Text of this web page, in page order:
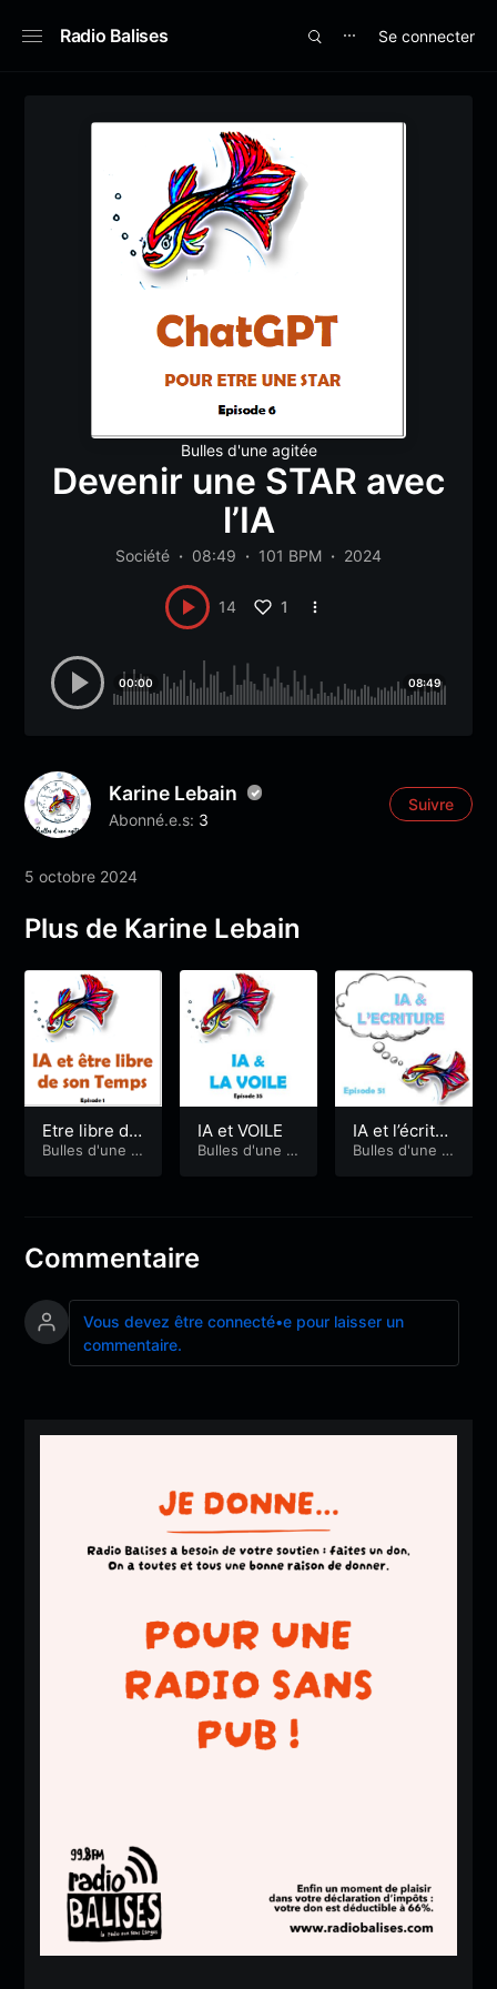
Radio Balises ⋯ Se connecter
Bulles d'une agitée
Devenir une STAR avec
l’IA
Société 08:49 101 BPM 2024
14 1
00:00 08:49
Karine Lebain
Abonné.e.s: 3
Suivre
5 octobre 2024
Plus de Karine Lebain
Etre libre de
son temps
Bulles d'une a
IA et VOILE
Bulles d'une a
IA et l’écritur
e
Bulles d'une a
Commentaire
Vous devez être connecté•e pour laisser un
commentaire.